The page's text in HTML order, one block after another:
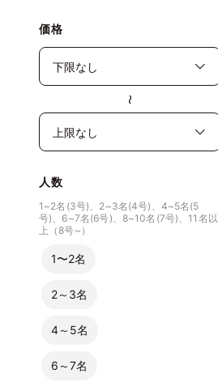
価格
〜
人数
1~2名(3号)、2~3名(4号)、4~5名(5
号)、6~7名(6号)、8~10名(7号)、11名以
上（8号~）
1〜2名
2～3名
4～5名
6～7名